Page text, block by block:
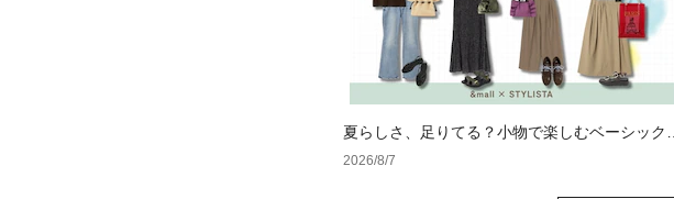
夏らしさ、足りてる？小物で楽しむベーシックコ
ーデ4選
2026/8/7